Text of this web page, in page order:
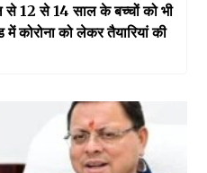
से 14 साल के बच्चों को भी
में कोरोना को लेकर तैयारियां की